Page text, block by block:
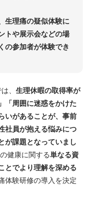
生理痛の疑似体験に
トや展示会などの場
の参加者が体験でき
は、生理休暇の取得率が
「周囲に迷惑をかけた
いがあることが、事前
社員が抱える悩みにつ
が課題となっていまし
健康に関する単なる資
とでより理解を深める
体験研修の導入を決定